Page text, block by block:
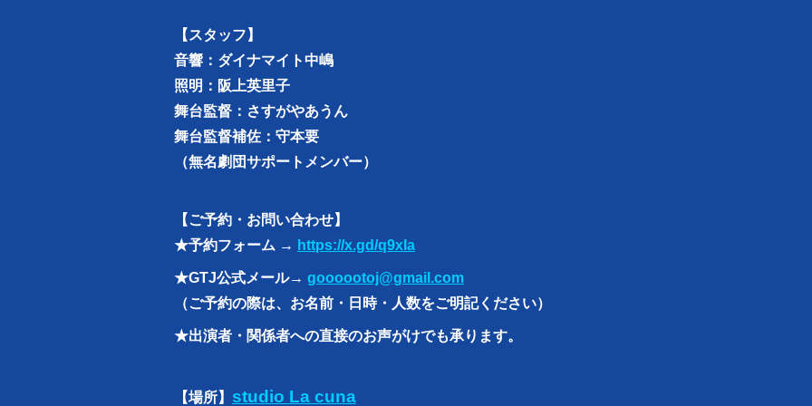
【スタッフ】
音響：ダイナマイト中嶋
照明：阪上英里子
舞台監督：さすがやあうん
舞台監督補佐：守本要
（無名劇団サポートメンバー）
【ご予約・お問い合わせ】
★予約フォーム → https://x.gd/q9xIa
★GTJ公式メール→ goooootoj@gmail.com
（ご予約の際は、お名前・日時・人数をご明記ください）
★出演者・関係者への直接のお声がけでも承ります。
【場所】 studio La cuna